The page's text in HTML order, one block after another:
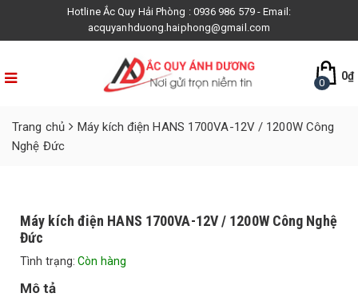
Hotline Ắc Quy Hải Phòng : 0936 986 579 - Email:
acquyanhduong.haiphong@gmail.com
0
0₫
Trang chủ
Máy kích điện HANS 1700VA-12V / 1200W Công
Nghệ Đức
Máy kích điện HANS 1700VA-12V / 1200W Công Nghệ
Đức
Tình trạng:Còn hàng
Mô tả